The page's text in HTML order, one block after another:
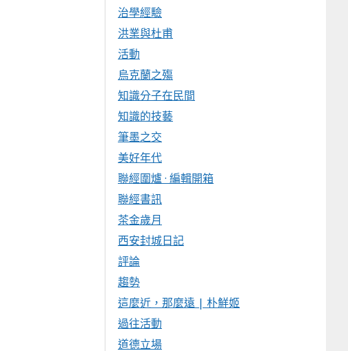
治學經驗
洪業與杜甫
活動
烏克蘭之殤
知識分子在民間
知識的技藝
筆墨之交
美好年代
聯經圍爐 · 編輯開箱
聯經書訊
茶金歲月
西安封城日記
評論
趨勢
這麼近，那麼遠 | 朴鮮姬
過往活動
道德立場